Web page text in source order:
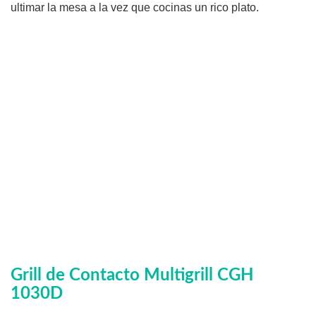
ultimar la mesa a la vez que cocinas un rico plato.
Grill de Contacto Multigrill CGH
1030D